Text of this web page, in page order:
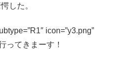
した。
icon=”y3.png”
ってきまーす！